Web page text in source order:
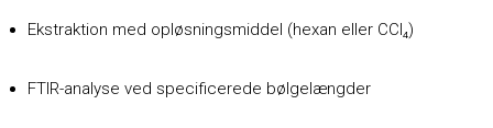
Ekstraktion med opløsningsmiddel (hexan eller CCl₄)
FTIR-analyse ved specificerede bølgelængder